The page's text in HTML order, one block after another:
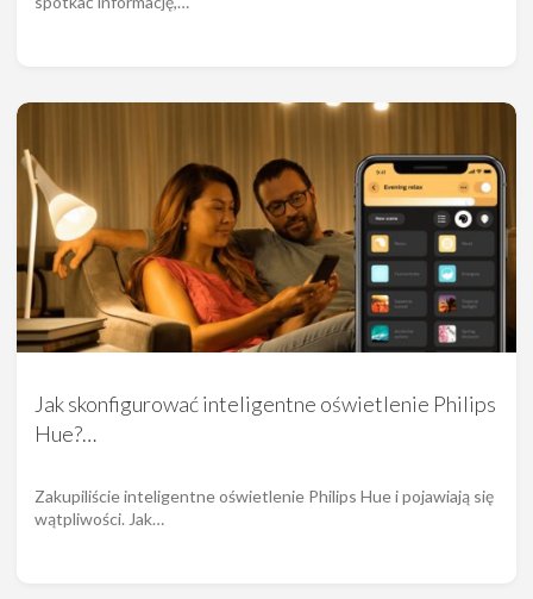
Jak skonfigurować inteligentne oświetlenie Philips
Hue?…
Zakupiliście inteligentne oświetlenie Philips Hue i pojawiają się
wątpliwości. Jak…